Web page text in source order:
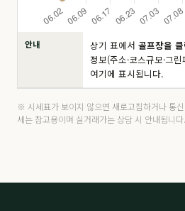
드비치 分 3억
드비치 分 8.5억
주중
마우나 오션 分 6,500만
안내 상기 표에서 골프장을 클
정보(주소·코스규모·그
여기에 표시됩니다.
※ 시세표가 보이지 않으면 새로고침하거나 통
세는 참고용이며 실거래가는 상담 시 안내됩니다.